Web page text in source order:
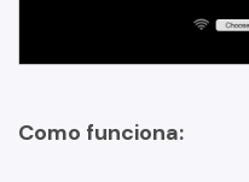
Como funciona: